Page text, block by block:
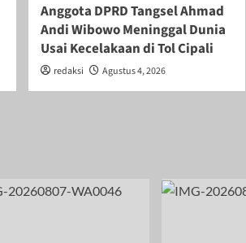
Anggota DPRD Tangsel Ahmad
Andi Wibowo Meninggal Dunia
Usai Kecelakaan di Tol Cipali
redaksi Agustus 4, 2026